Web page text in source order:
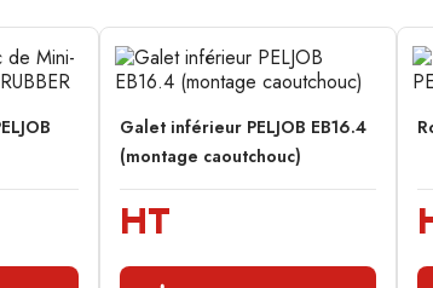
Galet inférieur PELJOB EB16.4
(montage caoutchouc)
HT